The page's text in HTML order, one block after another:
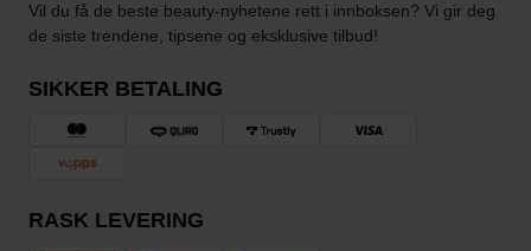
Vil du få de beste beauty-nyhetene rett i innboksen? Vi gir deg
de siste trendene, tipsene og eksklusive tilbud!
SIKKER BETALING
RASK LEVERING